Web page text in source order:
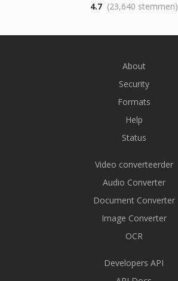
4.7 (23,640 stemmen)
About
Security
Formats
Help
Status
Video converteerder
Audio Converter
Document Converter
Image Converter
OCR
Developers API